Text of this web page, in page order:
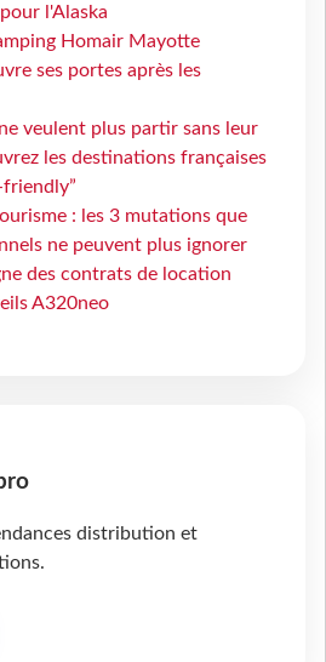
l'Alaska
Homair Mayotte
ses portes après les
ne veulent plus partir sans leur
les destinations françaises
friendly”
: les 3 mutations que
ne peuvent plus ignorer
des contrats de location
A320neo
distribution et